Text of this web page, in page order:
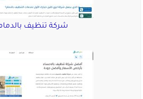
شركة تنظيف بالدمام